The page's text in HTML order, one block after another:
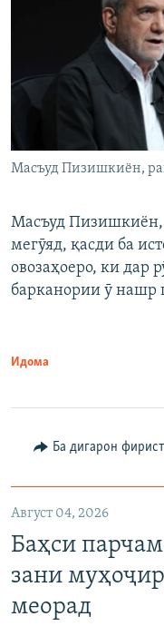
Масъуд Пизишкиён,
Масъуд
мегӯяд, қасди ба
овозаҳоеро, ки дар
барканории ӯ нашр
Идома
Ба дигарон
Август 04, 2026
Баҳси
зани
меорад